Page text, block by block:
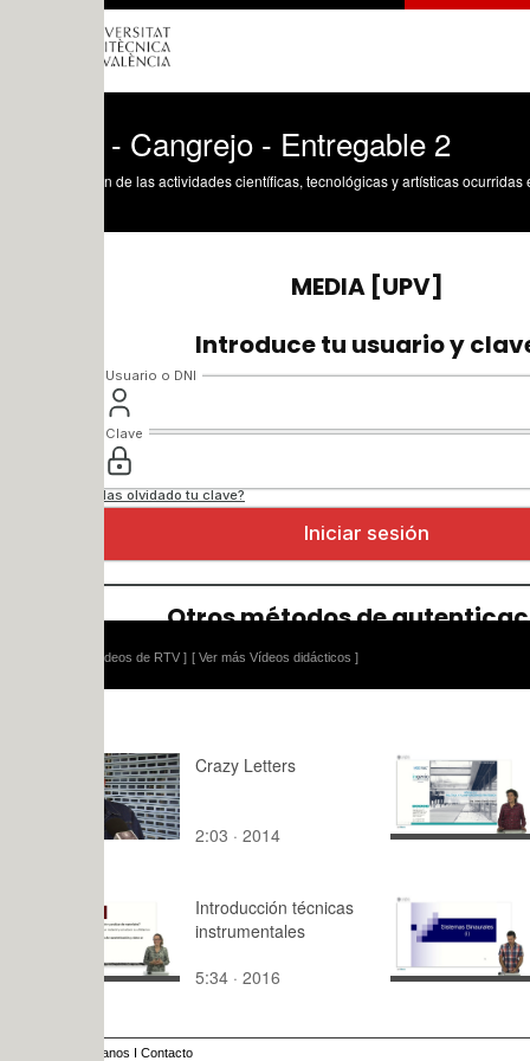
Cangrejo - Entregable 2
de las actividades científicas, tecnológicas y artísticas ocurridas en los tres
[ Ver más Vídeos didácticos ]
Crazy Letters
2:03 · 2014
5: Política
estratégica
5:25 · 2016
Introducción técnicas
instrumentales
5:34 · 2016
1a
8:49 · 2016